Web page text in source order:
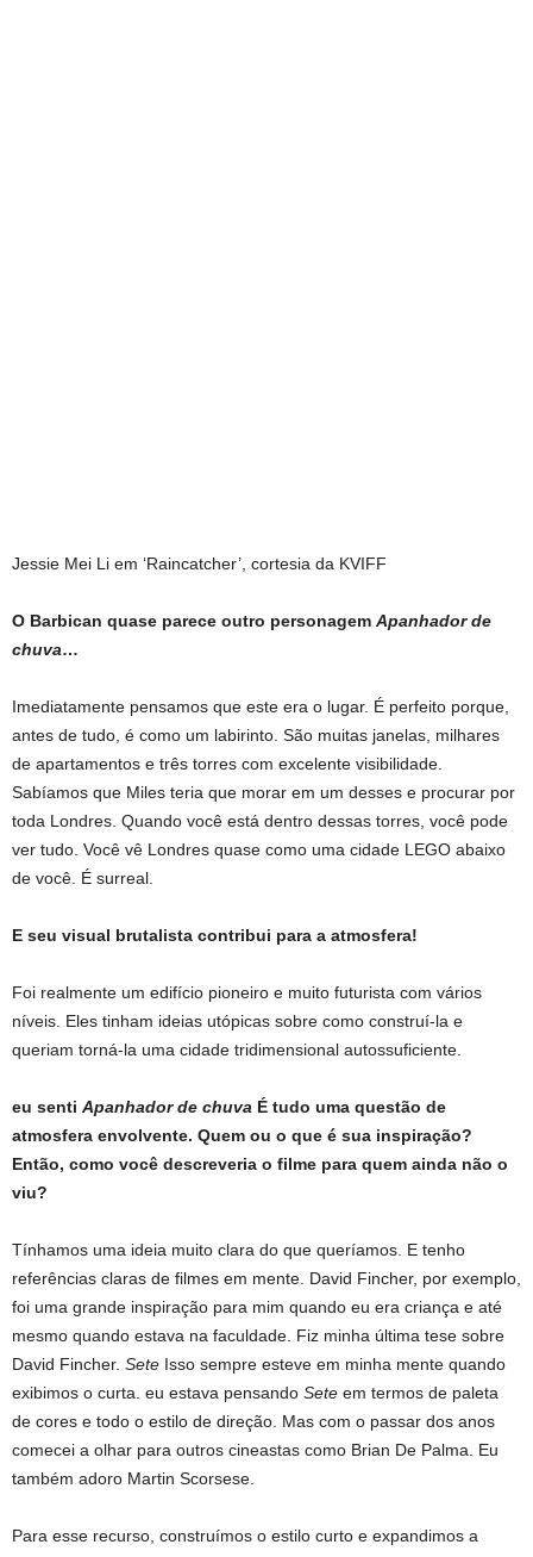
Jessie Mei Li em ‘Raincatcher’, cortesia da KVIFF
O Barbican quase parece outro personagem Apanhador de
chuva…
Imediatamente pensamos que este era o lugar. É perfeito porque,
antes de tudo, é como um labirinto. São muitas janelas, milhares
de apartamentos e três torres com excelente visibilidade.
Sabíamos que Miles teria que morar em um desses e procurar por
toda Londres. Quando você está dentro dessas torres, você pode
ver tudo. Você vê Londres quase como uma cidade LEGO abaixo
de você. É surreal.
E seu visual brutalista contribui para a atmosfera!
Foi realmente um edifício pioneiro e muito futurista com vários
níveis. Eles tinham ideias utópicas sobre como construí-la e
queriam torná-la uma cidade tridimensional autossuficiente.
eu senti Apanhador de chuva É tudo uma questão de
atmosfera envolvente. Quem ou o que é sua inspiração?
Então, como você descreveria o filme para quem ainda não o
viu?
Tínhamos uma ideia muito clara do que queríamos. E tenho
referências claras de filmes em mente. David Fincher, por exemplo,
foi uma grande inspiração para mim quando eu era criança e até
mesmo quando estava na faculdade. Fiz minha última tese sobre
David Fincher. Sete Isso sempre esteve em minha mente quando
exibimos o curta. eu estava pensando Sete em termos de paleta
de cores e todo o estilo de direção. Mas com o passar dos anos
comecei a olhar para outros cineastas como Brian De Palma. Eu
também adoro Martin Scorsese.
Para esse recurso, construímos o estilo curto e expandimos a